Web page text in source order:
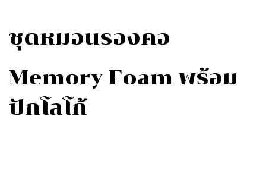
ชุดหมอนรองคอ
Memory Foam พร้อม
ปักโลโก้